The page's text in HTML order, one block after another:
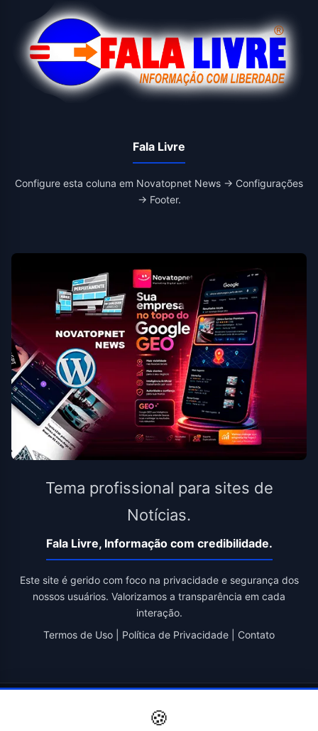
Fala Livre
Configure esta coluna em Novatopnet News → Configurações
→ Footer.
Tema profissional para sites de
Notícias.
Fala Livre, Informação com credibilidade.
Este site é gerido com foco na privacidade e segurança dos
nossos usuários. Valorizamos a transparência em cada
interação.
Termos de Uso
Política de Privacidade Contato
Novatopnet
🍪